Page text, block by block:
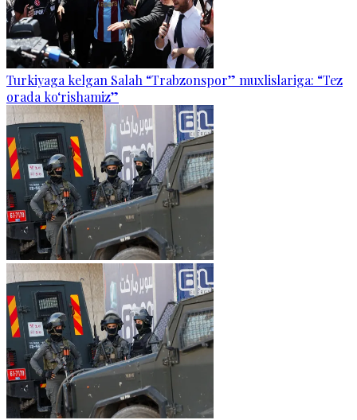
Turkiyaga kelgan Salah “Trabzonspor” muxlislariga: “Tez
orada ko‘rishamiz”